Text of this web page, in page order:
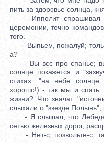
пить за здоровье солнца,
Ипполит спрашивал
церемонии, точно
того.
- Выпьем, пожалуй;
а?
- Вы все про спанье; вы,
солнце покажется и
стихах: "на небе солнце
хорошо!) - так мы и спать.
жизни? Что значат
слыхали о "звезде Полынь",
- Я слышал, что Лебедев
сетью железных дорог,
- Нет-с, позвольте-с,